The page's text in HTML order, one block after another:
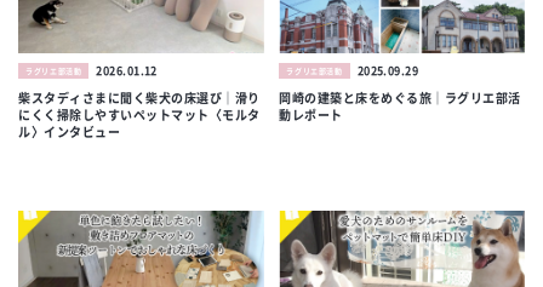
ラグリエ部活動 2026.01.12
柴スタディさまに聞く柴犬の床選び｜滑り
にくく掃除しやすいペットマット〈モルタ
ル〉インタビュー
ラグリエ部活動 2025.09.29
岡崎の建築と床をめぐる旅｜ラグリエ部活
動レポート